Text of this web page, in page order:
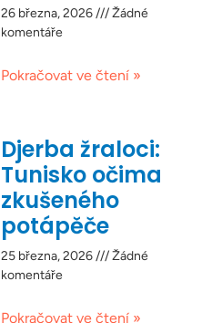
26 března, 2026
Žádné
komentáře
Pokračovat ve čtení »
Djerba žraloci:
Tunisko očima
zkušeného
potápěče
25 března, 2026
Žádné
komentáře
Pokračovat ve čtení »